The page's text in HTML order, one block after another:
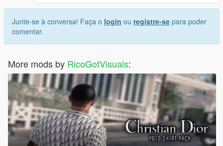
Junte-se à conversa! Faça o login ou registre-se para poder
comentar.
More mods by RicoGotVisuals: